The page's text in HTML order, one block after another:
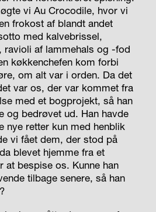
vi Au Crocodile, hvor vi
frokost af blandt andet
med kalvebrissel,
ravioli af lammehals og -fod
køkkenchefen kom forbi
om alt var i orden. Da det
var os, der var kommet fra
med et bogprojekt, så han
og bedrøvet ud. Han havde
nye retter kun med henblik
vi fået dem, der stod på
blevet hjemme fra et
bespise os. Kunne han
tilbage senere, så han